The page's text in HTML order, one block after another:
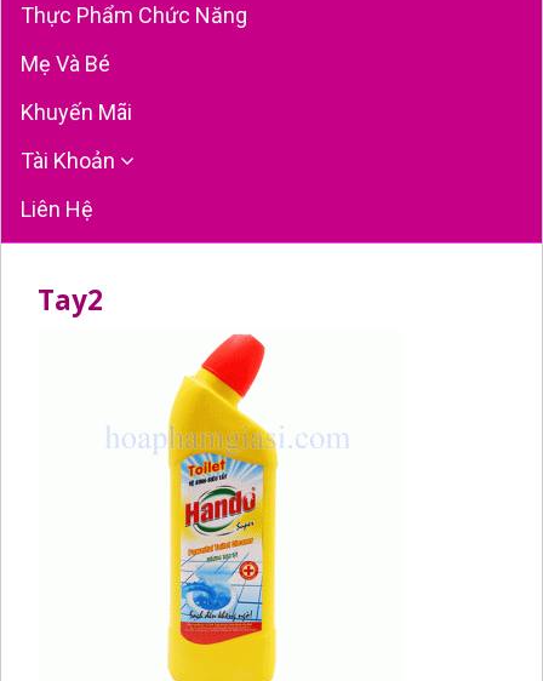
Thực Phẩm Chức Năng
Mẹ Và Bé
Khuyến Mãi
Tài Khoản
Liên Hệ
Tay2